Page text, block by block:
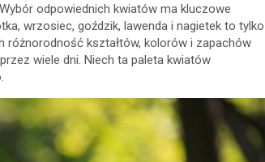
odpowiednich kwiatów ma kluczowe
wrzosiec, goździk, lawenda i nagietek to tylko
różnorodność kształtów, kolorów i zapachów
wiele dni. Niech ta paleta kwiatów